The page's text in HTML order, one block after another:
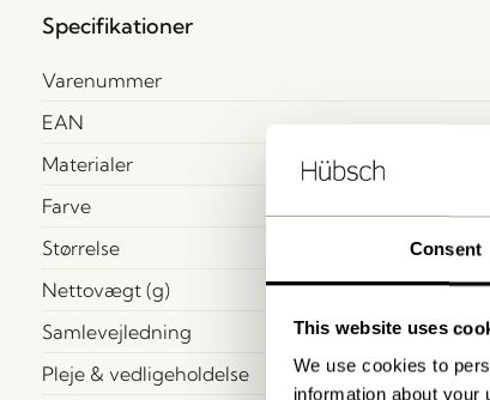
Consent
This website uses
We use cookies to
information about
Specifikationer
Varenummer
EAN
Materialer
Farve
Størrelse
Nettovægt (g)
Samlevejledning
Pleje & vedligeholdelse